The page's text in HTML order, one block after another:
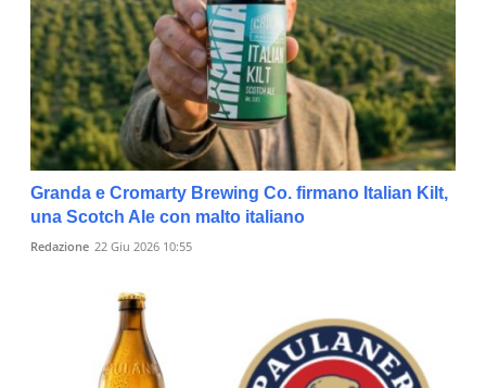
Granda e Cromarty Brewing Co. firmano Italian Kilt,
una Scotch Ale con malto italiano
Redazione 22 Giu 2026 10:55